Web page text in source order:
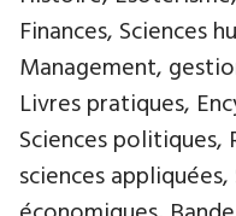
Finances, Sciences
Management,
Livres pratiques,
Sciences politiques,
sciences